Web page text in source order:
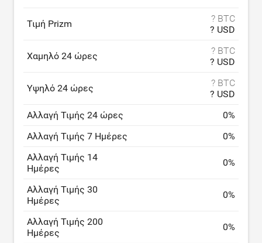
Τιμή Prizm
? BTC
? USD
Χαμηλό 24 ώρες
? BTC
? USD
Υψηλό 24 ώρες
? BTC
? USD
Αλλαγή Τιμής 24 ώρες
0%
Αλλαγή Τιμής 7 Ημέρες
0%
Αλλαγή Τιμής 14
Ημέρες
0%
Αλλαγή Τιμής 30
Ημέρες
0%
Αλλαγή Τιμής 200
Ημέρες
0%